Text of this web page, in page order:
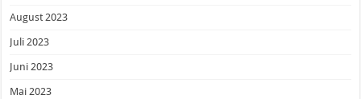
August 2023
Juli 2023
Juni 2023
Mai 2023